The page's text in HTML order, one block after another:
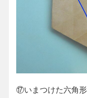
⑰いまつけた六角